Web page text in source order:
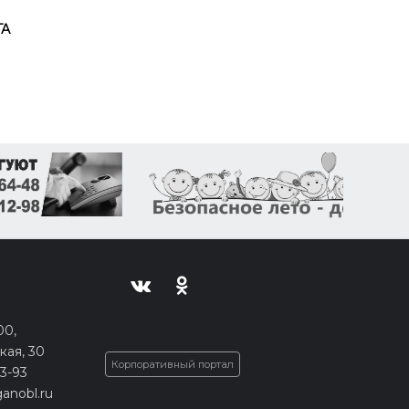
30
93
Корпоративный портал